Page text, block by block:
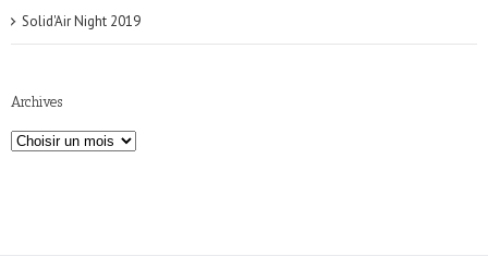
Solid'Air Night 2019
Archives